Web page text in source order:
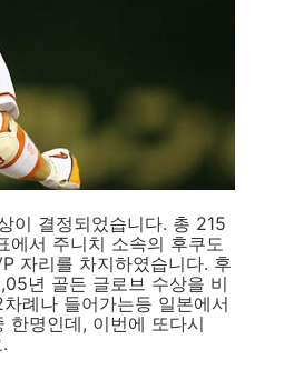
이 결정되었습니다. 총 215
에서 주니치 소속의 후쿠도
자리를 차지하였습니다. 후
년 골든 글로브 수상을 비
례나 들어가는등 일본에서
한명인데, 이번에 또다시